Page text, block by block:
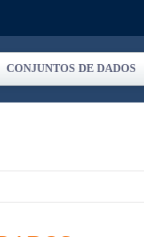
CONJUNTOS DE DADOS